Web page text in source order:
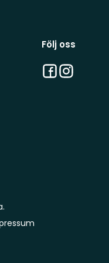
Följ oss
Facebook
Instagram